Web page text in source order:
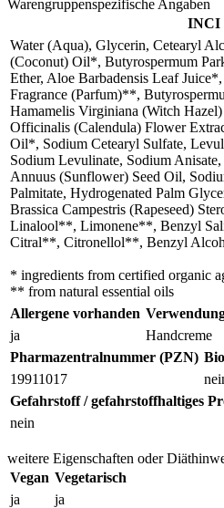
Warengruppenspezifische Angaben
INCI
Water (Aqua), Glycerin, Cetearyl
(Coconut) Oil*, Butyrospermum
Ether, Aloe Barbadensis Leaf
Fragrance (Parfum)**,
Hamamelis Virginiana (Witch
Officinalis (Calendula) Flower
Oil*, Sodium Cetearyl Sulfate,
Sodium Levulinate, Sodium
Annuus (Sunflower) Seed Oil,
Palmitate, Hydrogenated Palm
Brassica Campestris (Rapeseed)
Linalool**, Limonene**, Benzyl
Citral**, Citronellol**, Benzyl
* ingredients from certified organic
** from natural essential oils
Allergene vorhanden
ja
Handcreme
Pharmazentralnummer (PZN)
19911017
Gefahrstoff / gefahrstoffhaltiges
nein
weitere Eigenschaften oder
Vegan
ja
Vegetarisch
ja